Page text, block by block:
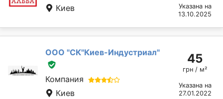
Киев
Указана на
13.10.2025
ООО "СК"Киев-Индустриал"
Компания
Киев
45
грн / м²
Указана на
27.01.2022